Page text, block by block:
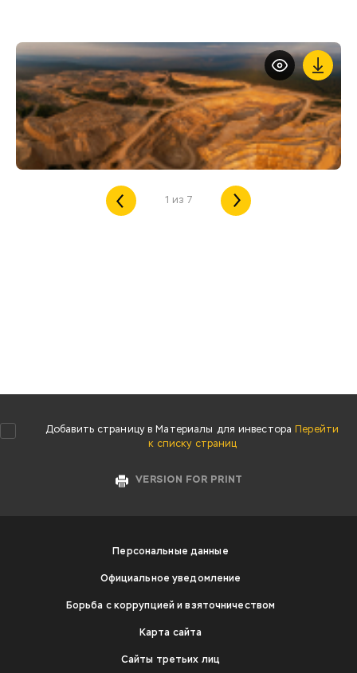
1 из 7
Добавить страницу в Материалы для инвестора
Перейти
к списку страниц
VERSION FOR PRINT
Персональные данные
Официальное уведомление
Борьба с коррупцией и взяточничеством
Карта сайта
Сайты третьих лиц